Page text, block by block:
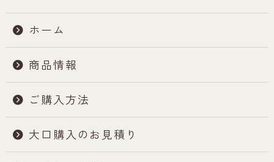
ホーム
商品情報
ご購入方法
大口購入のお見積り